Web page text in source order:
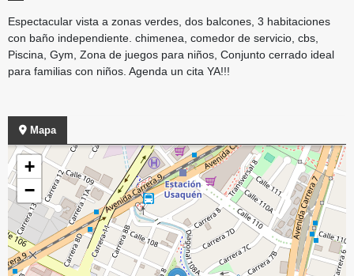
Espectacular vista a zonas verdes, dos balcones, 3 habitaciones
con baño independiente. chimenea, comedor de servicio, cbs,
Piscina, Gym, Zona de juegos para niños, Conjunto cerrado ideal
para familias con niños. Agenda un cita YA!!!
Mapa
+
−